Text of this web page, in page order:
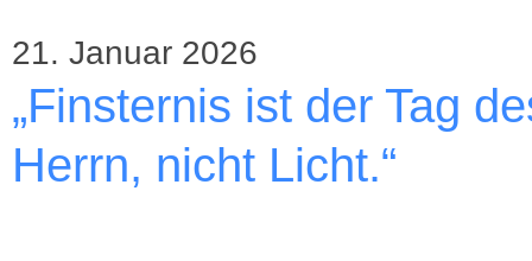
21. Januar 2026
„Finsternis ist der Tag
Herrn, nicht Licht.“